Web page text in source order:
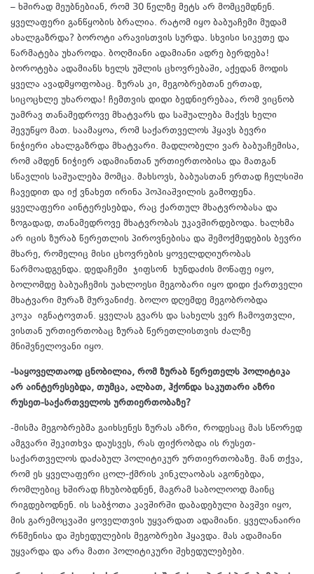
– ხშირად მეუბნებიან, რომ 30 წელზე მეტს არ მომცემდნენ.
ყველაფერი განწყობის ბრალია. რატომ იყო ბაბუაჩემი მუდამ
ახალგაზრდა? ბოროტი არავისთვის სურდა. სხვისი სიკეთე და
წარმატება უხაროდა. ბოღმიანი ადამიანი ადრე ბერდება!
ბოროტება ადამიანს ხელს უშლის ცხოვრებაში, აქედან მოდის
ყველა ავადმყოფობაც. ზურას კი, მეგობრებთან ერთად,
სიცოცხლე უხაროდა! ჩემთვის დიდი ბედნიერებაა, რომ ვიცნობ
უამრავ თანამედროვე მხატვარს და საშუალება მაქვს ხელი
შევუწყო მათ. საამაყოა, რომ საქართველოს ჰყავს ბევრი
ნიჭიერი ახალგაზრდა მხატვარი. მადლობელი ვარ ბაბუაჩემისა,
რომ ამდენ ნიჭიერ ადამიანთან ურთიერთობისა და მათგან
სწავლის საშუალება მომცა. მახსოვს, ბაბუასთან ერთად ჩელსიში
ჩავედით და იქ ვნახეთ ირინა პოპიაშვილის გამოფენა.
ყველაფერი აინტერესებდა, რაც ქართულ მხატვრობასა და
ზოგადად, თანამედროვე მხატვრობას უკავშირდებოდა. ხალხმა
არ იცის ზურაბ წერეთლის პიროვნებისა და შემოქმედების ბევრი
მხარე, რომელიც მისი ცხოვრების ყოველდღიურობას
წარმოადგენდა. დედაჩემი ჯიფსონ ხუნდაძის მოწაფე იყო,
ბოლომდე ბაბუაჩემის უახლოესი მეგობარი იყო დიდი ქართველი
მხატვარი მურაზ მურვანიძე. ბოლო დღემდე მეგობრობდა
კოკა იგნატოვთან. ყველას გვარს და სახელს ვერ ჩამოვთვლი,
ვისთან ურთიერთობაც ზურაბ წერეთლისთვის ძალზე
მნიშვნელოვანი იყო.
-საყოველთაოდ ცნობილია, რომ ზურაბ წერეთელს პოლიტიკა
არ აინტერესებდა, თუმცა, ალბათ, ჰქონდა საკუთარი აზრი
რუსეთ-საქართველოს ურთიერთობაზე?
-მისმა მეგობრებმა გაიხსენეს ზურას აზრი, როდესაც მას სწორედ
ამგვარი შეკითხვა დაუსვეს, რას ფიქრობდა ის რუსეთ-
საქართველოს დაძაბულ პოლიტიკურ ურთიერთობაზე. მან თქვა,
რომ ეს ყველაფერი ცოლ-ქმრის კინკლაობას აგონებდა,
რომლებიც ხშირად ჩხუბობდნენ, მაგრამ საბოლოოდ მაინც
რიგდებოდნენ. ის საბჭოთა კავშირში დაბადებული ბავშვი იყო,
მის გარემოცვაში ყოველთვის უყვარდათ ადამიანი. ყველანაირი
რწმენისა და შეხედულების მეგობრები ჰყავდა. მას ადამიანი
უყვარდა და არა მათი პოლიტიკური შეხედულებები.